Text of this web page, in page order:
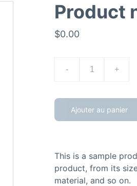
Product
$0.00
- +
Ajouter au panier
This is a sample
product, from its
material, and so on.